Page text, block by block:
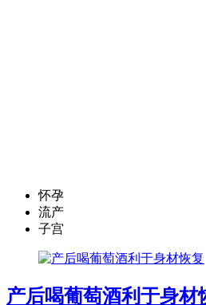
怀孕
流产
子宫
产后喝葡萄酒利于身材